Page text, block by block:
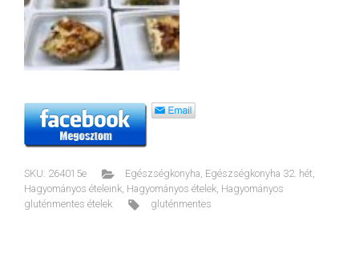
SKU: 264015e Egészségkonyha, Egészségkonyha 32. hét,
Hagyományos ételeink, Hagyományos ételek, Hagyományos
gluténmentes ételek
gluténmentes